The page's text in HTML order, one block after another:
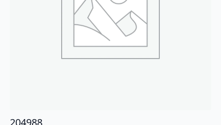
204988